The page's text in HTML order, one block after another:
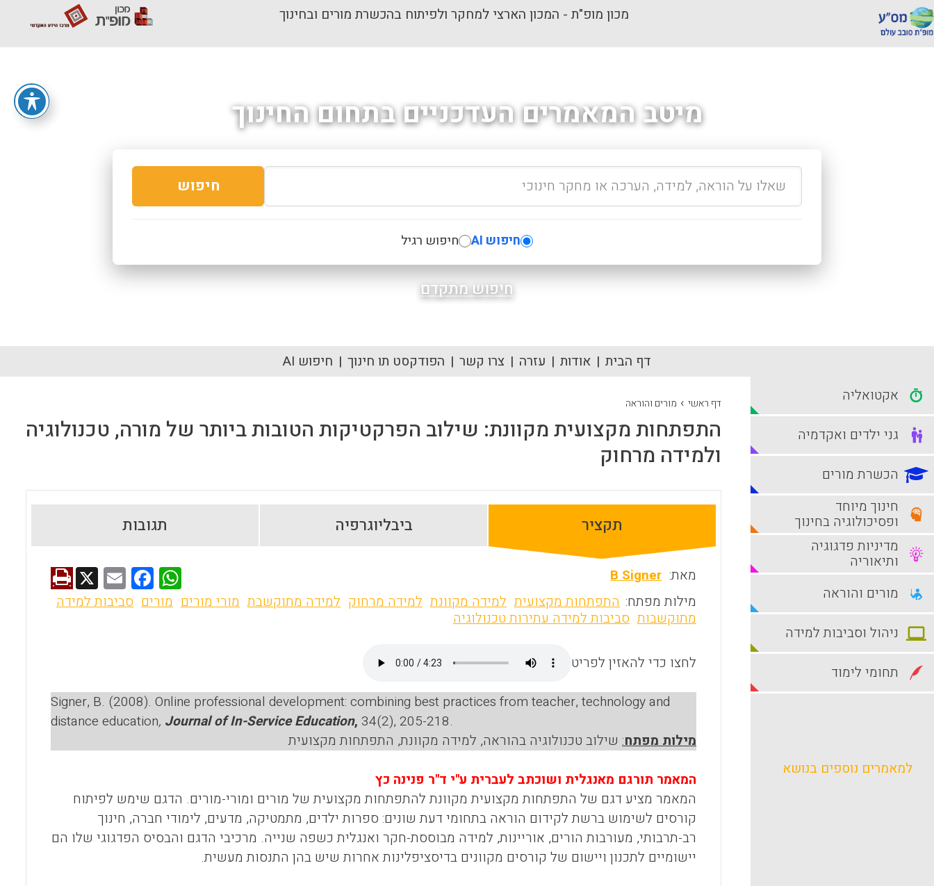
מכון מופ"ת - המכון הארצי למחקר ולפיתוח בהכשרת מורים ובחינוך
מיטב המאמרים העדכניים בתחום החינוך
חיפוש
חיפוש AI חיפוש רגיל
חיפוש מתקדם
דף הבית אודות עזרה צרו קשר הפודקסט תו חינוך חיפוש AI
דף ראשי › מורים והוראה
התפתחות מקצועית מקוונת: שילוב הפרקטיקות הטובות ביותר של מורה, טכנולוגיה
ולמידה מרחוק
תקציר ביבליוגרפיה תגובות
מאת: B Signer
W
h
p
p
F
a
o
k
E
m
X
מילות מפתח: התפתחות מקצועית למידה מקוונת למידה מרחוק למידה מתוקשבת מורי מורים מורים סביבות למידה
מתוקשבות סביבות למידה עתירות טכנולוגיה
לחצו כדי להאזין לפריט
Signer, B. (2008). Online professional development: combining best practices from teacher, technology and
distance education, Journal of In-Service Education, 34(2), 205-218.
מילות מפתח: שילוב טכנולוגיה בהוראה, למידה מקוונת, התפתחות מקצועית
המאמר תורגם מאנגלית ושוכתב לעברית ע"י ד"ר פנינה כץ
המאמר מציע דגם של התפתחות מקצועית מקוונת להתפתחות מקצועית של מורים ומורי-מורים. הדגם שימש לפיתוח
קורסים לשימוש ברשת לקידום הוראה בתחומי דעת שונים: ספרות ילדים, מתמטיקה, מדעים, לימודי חברה, חינוך
רב-תרבותי, מעורבות הורים, אוריינות, למידה מבוססת-חקר ואנגלית כשפה שנייה. מרכיבי הדגם והבסיס הפדגוגי שלו הם
יישומיים לתכנון ויישום של קורסים מקוונים בדיסציפלינות אחרות שיש בהן התנסות מעשית.
אקטואליה
גני ילדים ואקדמיה
הכשרת מורים
חינוך מיוחד
ופסיכולוגיה בחינוך
מדיניות פדגוגיה
ותיאוריה
מורים והוראה
ניהול וסביבות למידה
תחומי לימוד
למאמרים נוספים בנושא